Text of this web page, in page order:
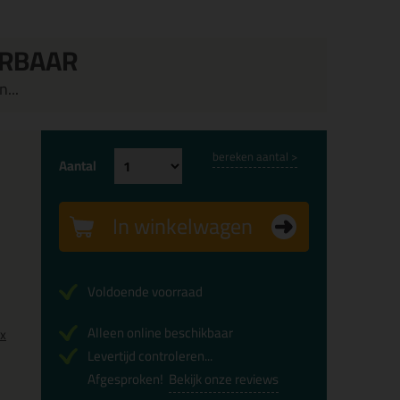
Aantal bereken aantal >
In winkelwagen
Voldoende voorraad
Alleen online beschikbaar
Levertijd controleren...
Afgesproken! Bekijk onze reviews